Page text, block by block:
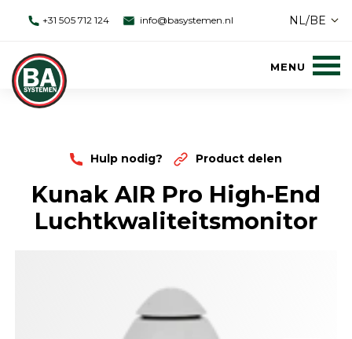
+31 505 712 124 info@basystemen.nl NL/BE
Hulp nodig? Product delen
Kunak AIR Pro High-End
Luchtkwaliteitsmonitor